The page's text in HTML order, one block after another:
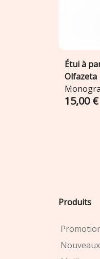
Étui à
Olfazeta
15,00 €
Produits